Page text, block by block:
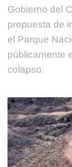
Gobierno del
propuesta de
el Parque
públicamente
colapso.